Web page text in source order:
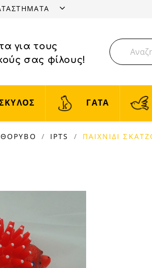
για τους
σας φίλους!
ΓΑΤΑ
IPTS ΠΑΙΧΝΙΔΙ